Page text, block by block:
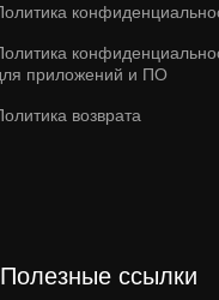
приложений и ПО
возврата
Полезные ссылки